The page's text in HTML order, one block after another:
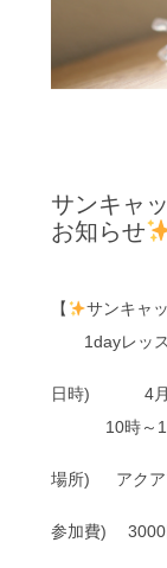
サンキャ
お知らせ
【
サンキャ
1dayレッス
日時) 4月
10時～11
場所) アクア
参加費) 3000